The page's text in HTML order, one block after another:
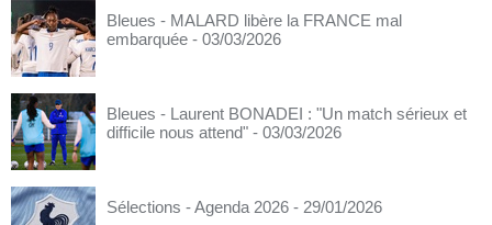
Bleues - MALARD libère la FRANCE mal
embarquée - 03/03/2026
Bleues - Laurent BONADEI : "Un match sérieux et
difficile nous attend" - 03/03/2026
Sélections - Agenda 2026 - 29/01/2026